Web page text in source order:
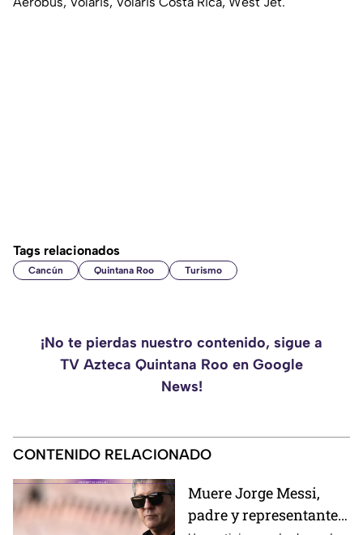
Tags relacionados
Cancún Quintana Roo Turismo
¡No te pierdas nuestro contenido, sigue a
TV Azteca Quintana Roo en Google
News!
CONTENIDO RELACIONADO
Muere Jorge Messi,
padre y representante